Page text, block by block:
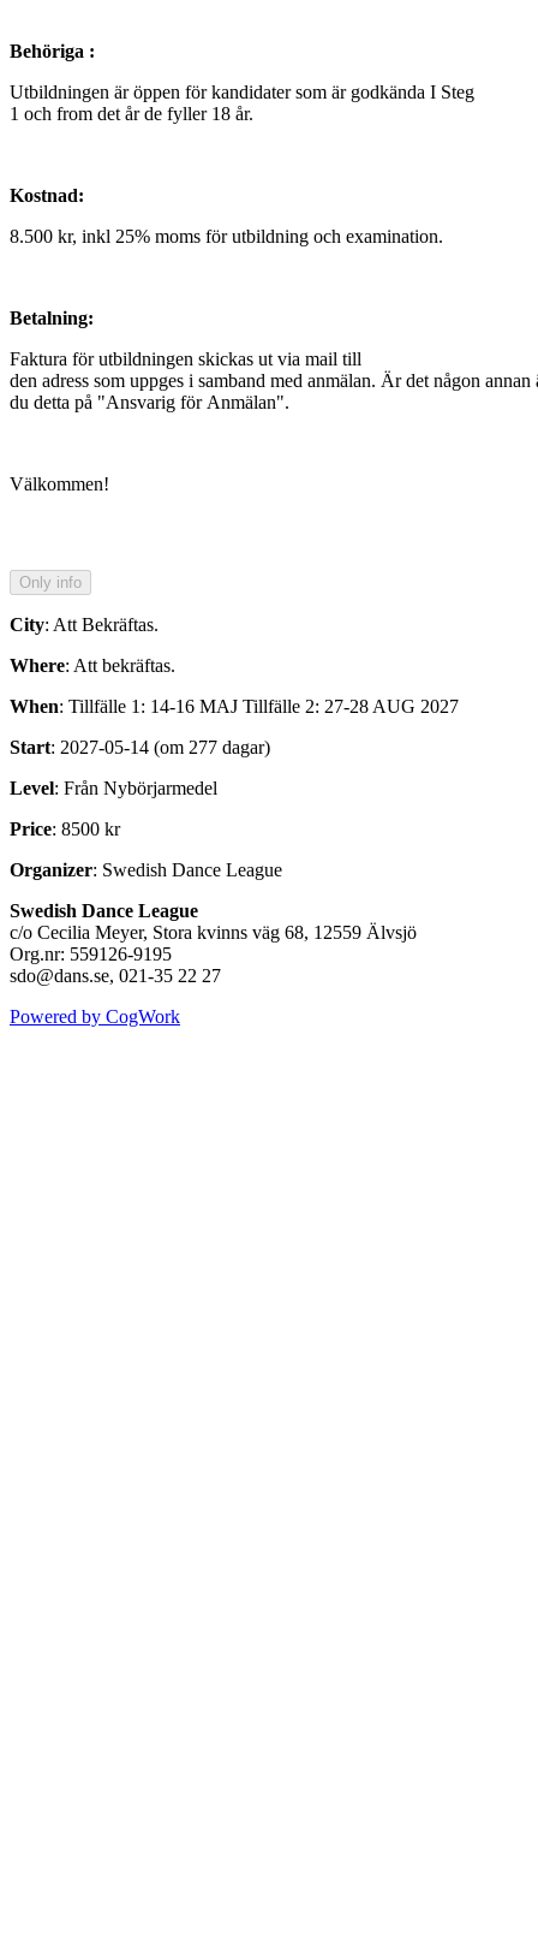
Behöriga :
Utbildningen är öppen för kandidater som är godkända I Steg
1 och from det år de fyller 18 år.
Kostnad:
8.500 kr, inkl 25% moms för utbildning och examination.
Betalning:
Faktura för utbildningen skickas ut via mail till
den adress som uppges i samband med anmälan. Är det någon
du detta på "Ansvarig för Anmälan".
Välkommen!
City: Att Bekräftas.
Where: Att bekräftas.
When: Tillfälle 1: 14-16 MAJ Tillfälle 2: 27-28 AUG 2027
Start: 2027-05-14 (om 277 dagar)
Level: Från Nybörjarmedel
Price: 8500 kr
Organizer: Swedish Dance League
Swedish Dance League
c/o Cecilia Meyer, Stora kvinns väg 68, 12559 Älvsjö
Org.nr: 559126-9195
sdo@dans.se, 021-35 22 27
Powered by CogWork